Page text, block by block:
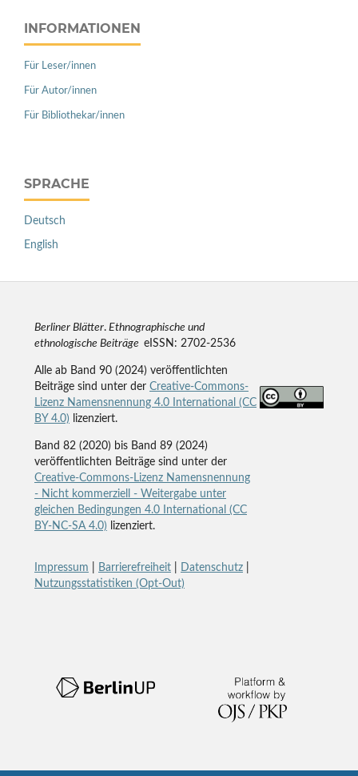
INFORMATIONEN
Für Leser/innen
Für Autor/innen
Für Bibliothekar/innen
SPRACHE
Deutsch
English
Berliner Blätter.Ethnographische und
ethnologische Beiträge eISSN: 2702-2536
Alle ab Band 90 (2024) veröffentlichten
Beiträge sind unter der Creative-Commons-
Lizenz Namensnennung 4.0 International (CC
BY 4.0) lizenziert.
Band 82 (2020) bis Band 89 (2024)
veröffentlichten Beiträge sind unter der
Creative-Commons-Lizenz Namensnennung
- Nicht kommerziell - Weitergabe unter
gleichen Bedingungen 4.0 International (CC
BY-NC-SA 4.0) lizenziert.
Impressum Barrierefreiheit| Datenschutz|
Nutzungsstatistiken (Opt-Out)